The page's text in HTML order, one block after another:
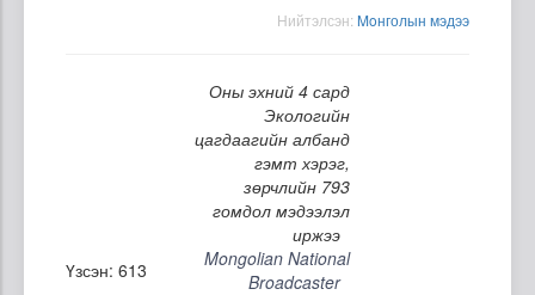
Нийтэлсэн: Moнголын мэдээ
Оны эхний 4 сард
Экологийн
цагдаагийн албанд
гэмт хэрэг,
зөрчлийн 793
гомдол мэдээлэл
иржээ
Үзсэн: 613
Mongolian National
Broadcaster